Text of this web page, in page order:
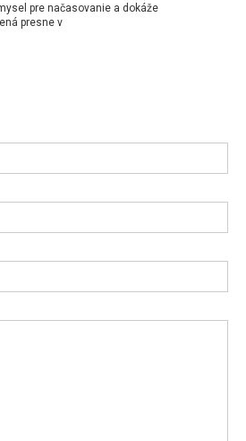
pre načasovanie a dokáže
presne v